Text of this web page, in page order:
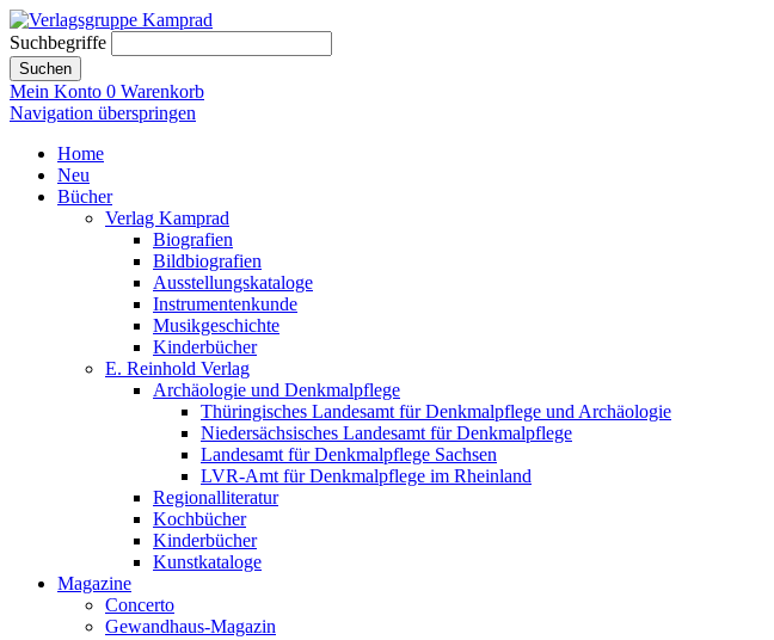
Suchbegriffe
Suchen
Mein Konto 0 Warenkorb
Navigation überspringen
Home
Neu
Bücher
Verlag Kamprad
Biografien
Bildbiografien
Ausstellungskataloge
Instrumentenkunde
Musikgeschichte
Kinderbücher
E. Reinhold Verlag
Archäologie und Denkmalpflege
Thüringisches Landesamt für Denkmalpflege und Archäologie
Niedersächsisches Landesamt für Denkmalpflege
Landesamt für Denkmalpflege Sachsen
LVR-Amt für Denkmalpflege im Rheinland
Regionalliteratur
Kochbücher
Kinderbücher
Kunstkataloge
Magazine
Concerto
Gewandhaus-Magazin